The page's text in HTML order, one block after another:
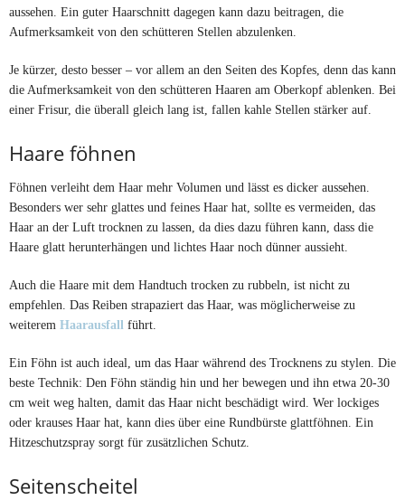
aussehen. Ein guter Haarschnitt dagegen kann dazu beitragen, die
Aufmerksamkeit von den schütteren Stellen abzulenken.
Je kürzer, desto besser – vor allem an den Seiten des Kopfes, denn das kann
die Aufmerksamkeit von den schütteren Haaren am Oberkopf ablenken. Bei
einer Frisur, die überall gleich lang ist, fallen kahle Stellen stärker auf.
Haare föhnen
Föhnen verleiht dem Haar mehr Volumen und lässt es dicker aussehen.
Besonders wer sehr glattes und feines Haar hat, sollte es vermeiden, das
Haar an der Luft trocknen zu lassen, da dies dazu führen kann, dass die
Haare glatt herunterhängen und lichtes Haar noch dünner aussieht.
Auch die Haare mit dem Handtuch trocken zu rubbeln, ist nicht zu
empfehlen. Das Reiben strapaziert das Haar, was möglicherweise zu
weiterem Haarausfall führt.
Ein Föhn ist auch ideal, um das Haar während des Trocknens zu stylen. Die
beste Technik: Den Föhn ständig hin und her bewegen und ihn etwa 20-30
cm weit weg halten, damit das Haar nicht beschädigt wird. Wer lockiges
oder krauses Haar hat, kann dies über eine Rundbürste glattföhnen. Ein
Hitzeschutzspray sorgt für zusätzlichen Schutz.
Seitenscheitel